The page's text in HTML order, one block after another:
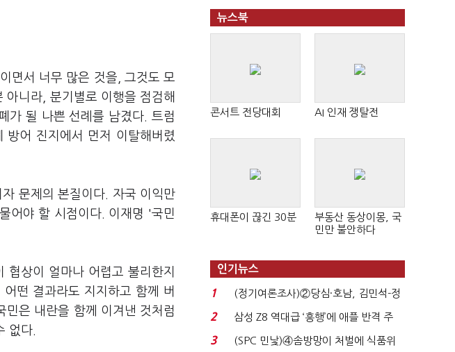
면서 너무 많은 것을, 그것도 모
니라, 분기별로 이행을 점검해
가 될 나쁜 선례를 남겼다. 트럼
어 진지에서 먼저 이탈해버렸
문제의 본질이다. 자국 이익만
어야 할 시점이다. 이재명 '국민
상이 얼마나 어렵고 불리한지
떤 결과라도 지지하고 함께 버
민은 내란을 함께 이겨낸 것처럼
없다.
뉴스북
콘서트 전당대회 AI 인재 쟁탈전
휴대폰이 끊긴 30분
부동산 동상이몽, 국
민만 불안하다
인기뉴스
1
(정기여론조사)②당심·호남, 김민석-정
청래 '초접전'...
2
삼성 Z8 역대급 ‘흥행’에 애플 반격 주
목…9월 ‘폴...
3
(SPC 민낯)④솜방망이 처벌에 식품위